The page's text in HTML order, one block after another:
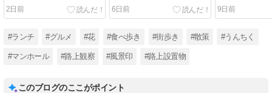
す取り去るのが悪いように
思ってしまった花
2日前
6日前
9日前
#ランチ #グルメ #花 #食べ歩き #街歩き #散策 #うんちく
#マンホール #路上観察 #風景印 #路上設置物
このブログのここがポイント